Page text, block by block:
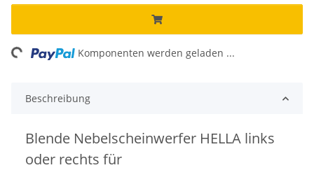
Komponenten werden geladen ...
Beschreibung
Blende Nebelscheinwerfer HELLA links
oder rechts für